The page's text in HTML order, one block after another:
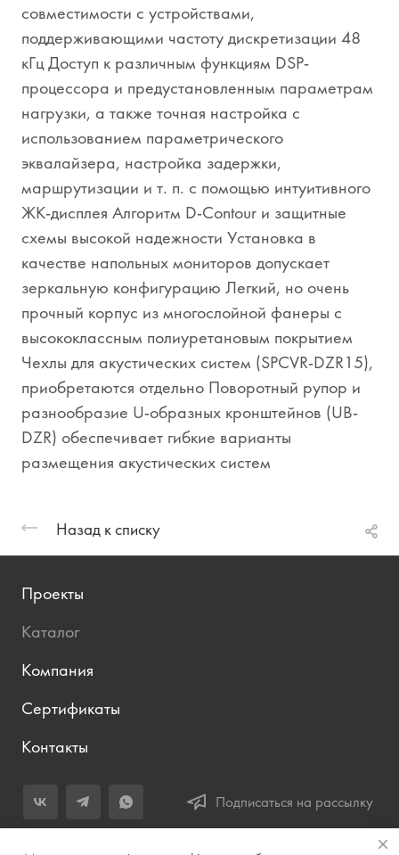
совместимости с устройствами,
поддерживающими частоту дискретизации 48
кГц Доступ к различным функциям DSP-
процессора и предустановленным параметрам
нагрузки, а также точная настройка с
использованием параметрического
эквалайзера, настройка задержки,
маршрутизации и т. п. с помощью интуитивного
ЖК-дисплея Алгоритм D-Contour и защитные
схемы высокой надежности Установка в
качестве напольных мониторов допускает
зеркальную конфигурацию Легкий, но очень
прочный корпус из многослойной фанеры с
высококлассным полиуретановым покрытием
Чехлы для акустических систем (SPCVR-DZR15),
приобретаются отдельно Поворотный рупор и
разнообразие U-образных кронштейнов (UB-
DZR) обеспечивает гибкие варианты
размещения акустических систем
Назад к списку
Проекты
Каталог
Компания
Сертификаты
Контакты
Подписаться на рассылку
+7 (343) 283-04-11